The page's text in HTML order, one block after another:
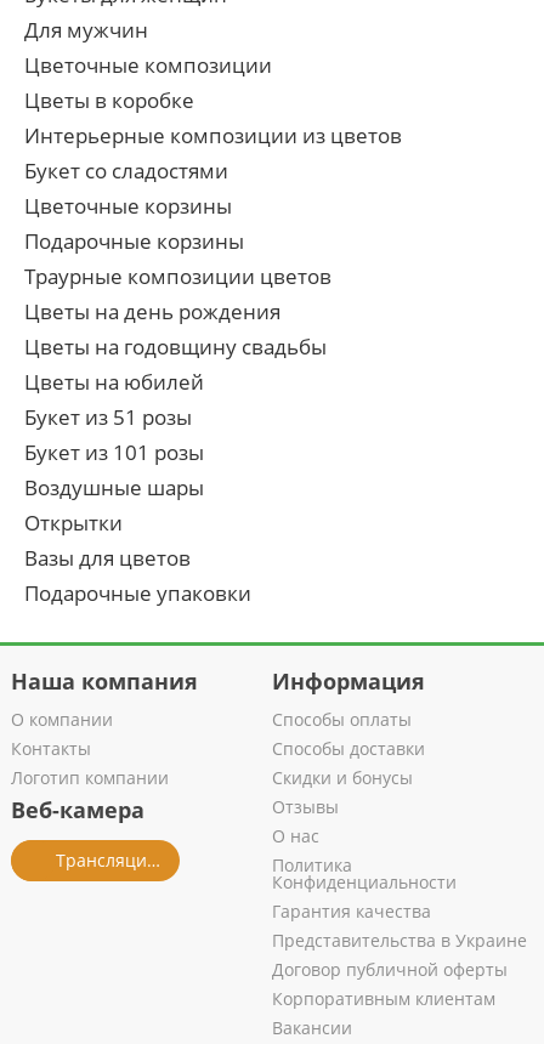
Для мужчин
Цветочные композиции
Цветы в коробке
Интерьерные композиции из цветов
Букет со сладостями
Цветочные корзины
Подарочные корзины
Траурные композиции цветов
Цветы на день рождения
Цветы на годовщину свадьбы
Цветы на юбилей
Букет из 51 розы
Букет из 101 розы
Воздушные шары
Открытки
Вазы для цветов
Подарочные упаковки
Наша компания
О компании
Контакты
Логотип компании
Веб-камера
Трансляция из салона
Информация
Способы оплаты
Способы доставки
Скидки и бонусы
Отзывы
О нас
Политика
Конфиденциальности
Гарантия качества
Представительства в Украине
Договор публичной оферты
Корпоративным клиентам
Вакансии